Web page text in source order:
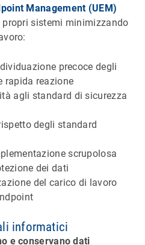
Management (UEM)
propri sistemi minimizzando
precoce degli
rapida reazione
agli standard di sicurezza
degli standard
scrupolosa
dei dati
del carico di lavoro
informatici
e conservano dati